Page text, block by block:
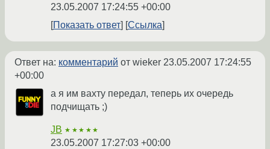
23.05.2007 17:24:55 +00:00
Показать ответ
Ссылка
Ответ на: комментарий от wieker 23.05.2007 17:24:55
+00:00
а я им вахту передал, теперь их очередь
подчищать ;)
JB ★★★★★
23.05.2007 17:27:03 +00:00